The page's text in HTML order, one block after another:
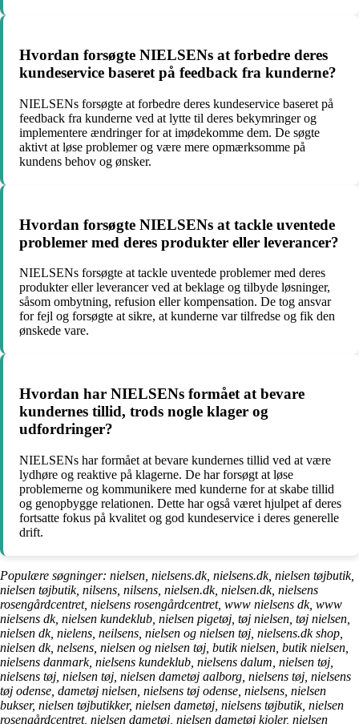
Hvordan forsøgte NIELSENs at forbedre deres
kundeservice baseret på feedback fra kunderne?
NIELSENs forsøgte at forbedre deres kundeservice baseret på
feedback fra kunderne ved at lytte til deres bekymringer og
implementere ændringer for at imødekomme dem. De søgte
aktivt at løse problemer og være mere opmærksomme på
kundens behov og ønsker.
Hvordan forsøgte NIELSENs at tackle uventede
problemer med deres produkter eller leverancer?
NIELSENs forsøgte at tackle uventede problemer med deres
produkter eller leverancer ved at beklage og tilbyde løsninger,
såsom ombytning, refusion eller kompensation. De tog ansvar
for fejl og forsøgte at sikre, at kunderne var tilfredse og fik den
ønskede vare.
Hvordan har NIELSENs formået at bevare
kundernes tillid, trods nogle klager og
udfordringer?
NIELSENs har formået at bevare kundernes tillid ved at være
lydhøre og reaktive på klagerne. De har forsøgt at løse
problemerne og kommunikere med kunderne for at skabe tillid
og genopbygge relationen. Dette har også været hjulpet af deres
fortsatte fokus på kvalitet og god kundeservice i deres generelle
drift.
Populære søgninger: nielsen, nielsens.dk, nielsens.dk, nielsen tøjbutik,
nielsen tøjbutik, nilsens, nilsens, nielsen.dk, nielsen.dk, nielsens
rosengårdcentret, nielsens rosengårdcentret, www nielsens dk, www
nielsens dk, nielsen kundeklub, nielsen pigetøj, tøj nielsen, tøj nielsen,
nielsen dk, nielens, neilsens, nielsen og nielsen tøj, nielsens.dk shop,
nielsen dk, nelsens, nielsen og nielsen tøj, butik nielsen, butik nielsen,
nielsens danmark, nielsens kundeklub, nielsens dalum, nielsen tøj,
nielsens tøj, nielsen tøj, nielsen dametøj aalborg, nielsens tøj, nielsens
tøj odense, dametøj nielsen, nielsens tøj odense, nielsens, nielsen
bukser, nielsen tøjbutikker, nielsen dametøj, nielsens tøjbutik, nielsen
rosengårdcentret, nielsen dametøj, nielsen dametøj kjoler, nielsen